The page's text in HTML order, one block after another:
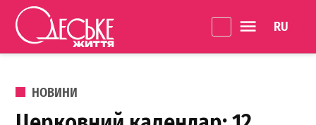
Перейти до вмісту
Життя
ОПУБЛІКОВАНО В
НОВИНИ